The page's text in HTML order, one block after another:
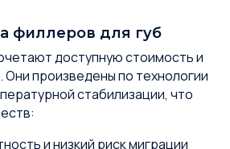
филлеров для губ
доступную стоимость и
Они произведены по технологии
стабилизации, что
и низкий риск миграции